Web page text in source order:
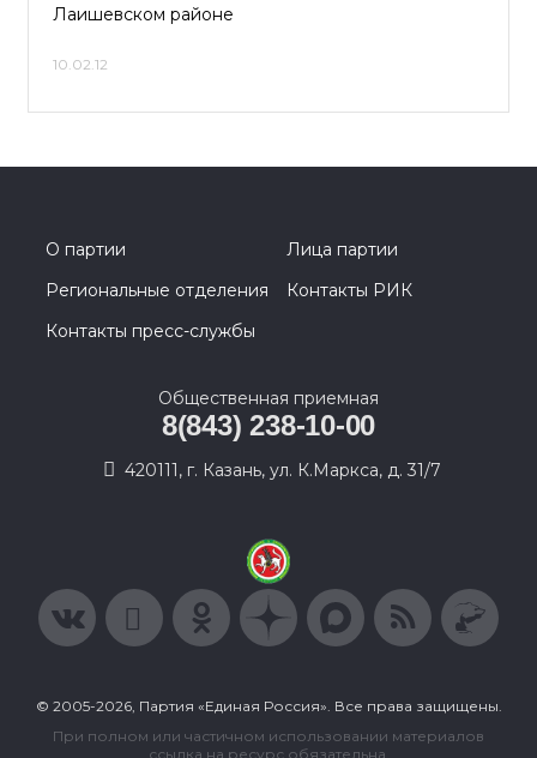
Лаишевском районе
10.02.12
О партии
Лица партии
Региональные отделения
Контакты РИК
Контакты пресс-службы
Общественная приемная
8(843) 238-10-00
420111, г. Казань, ул. К.Маркса, д. 31/7
© 2005-2026, Партия «Единая Россия». Все права защищены.
При полном или частичном использовании материалов
ссылка на ресурс обязательна.